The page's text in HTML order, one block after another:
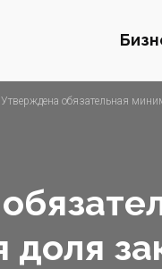
Утверждена обязательная